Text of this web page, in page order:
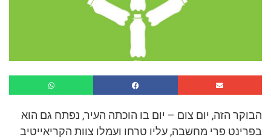
הבוקר הזה, יום צום – יום בו הוכתה העיר, נפתח גם הוא
בפרינט פרי מחשבה, עליו טרחו ועמלו צוות הקריאייטיב